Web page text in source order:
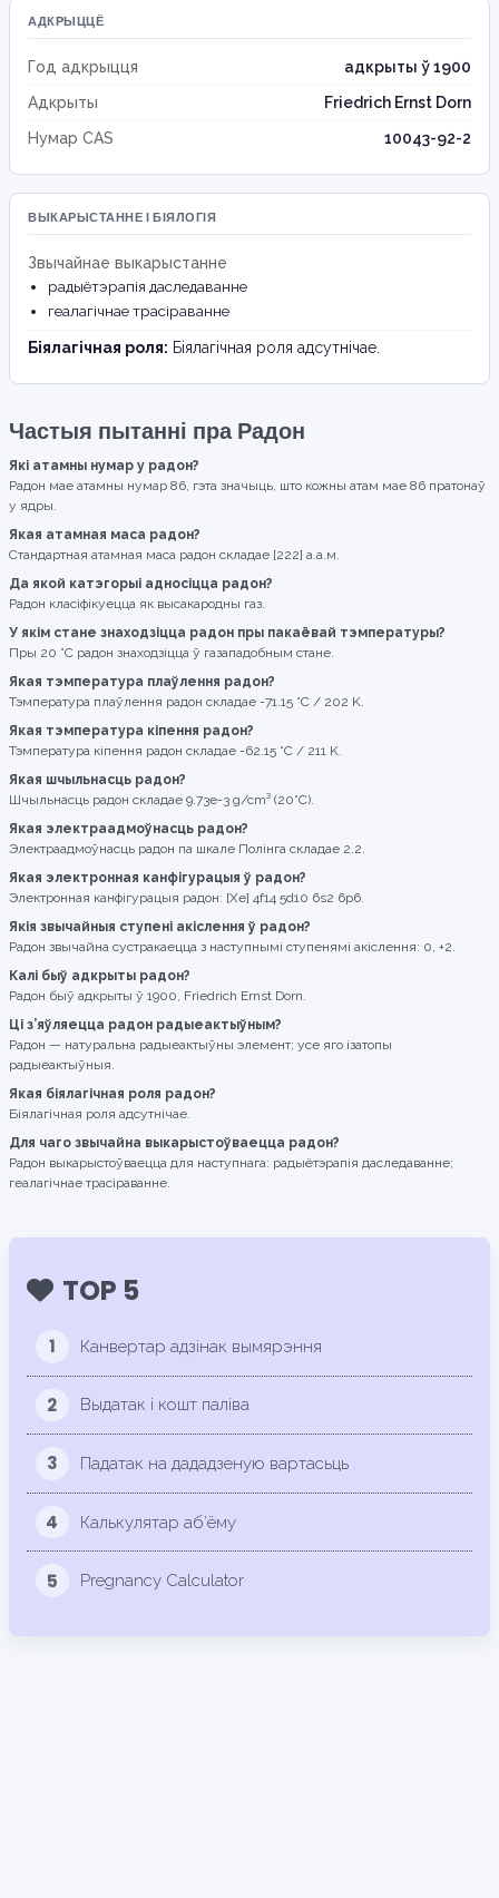
АДКРЫЦЦЁ
Год адкрыцця
адкрыты ў 1900
Адкрыты
Friedrich Ernst Dorn
Нумар CAS
10043-92-2
ВЫКАРЫСТАННЕ І БІЯЛОГІЯ
Звычайнае выкарыстанне
радыётэрапія даследаванне
геалагічнае трасіраванне
Біялагічная роля: Біялагічная роля адсутнічае.
Частыя пытанні пра Радон
Які атамны нумар у радон?
Радон мае атамны нумар 86, гэта значыць, што кожны атам мае 86 пратонаў
у ядры.
Якая атамная маса радон?
Стандартная атамная маса радон складае [222] а.а.м.
Да якой катэгорыі адносіцца радон?
Радон класіфікуецца як высакародны газ.
У якім стане знаходзіцца радон пры пакаёвай тэмпературы?
Пры 20 °C радон знаходзіцца ў газападобным стане.
Якая тэмпература плаўлення радон?
Тэмпература плаўлення радон складае -71.15 °C / 202 K.
Якая тэмпература кіпення радон?
Тэмпература кіпення радон складае -62.15 °C / 211 K.
Якая шчыльнасць радон?
Шчыльнасць радон складае 9.73e-3 g/cm³ (20°C).
Якая электраадмоўнасць радон?
Электраадмоўнасць радон па шкале Полінга складае 2.2.
Якая электронная канфігурацыя ў радон?
Электронная канфігурацыя радон: [Xe] 4f14 5d10 6s2 6p6.
Якія звычайныя ступені акіслення ў радон?
Радон звычайна сустракаецца з наступнымі ступенямі акіслення: 0, +2.
Калі быў адкрыты радон?
Радон быў адкрыты ў 1900, Friedrich Ernst Dorn.
Ці з’яўляецца радон радыеактыўным?
Радон — натуральна радыеактыўны элемент; усе яго ізатопы
радыеактыўныя.
Якая біялагічная роля радон?
Біялагічная роля адсутнічае.
Для чаго звычайна выкарыстоўваецца радон?
Радон выкарыстоўваецца для наступнага: радыётэрапія даследаванне;
геалагічнае трасіраванне.
TOP 5
1 Канвертар адзінак вымярэння
2 Выдатак і кошт паліва
3 Падатак на дададзеную вартасьць
4 Калькулятар аб’ёму
5 Pregnancy Calculator